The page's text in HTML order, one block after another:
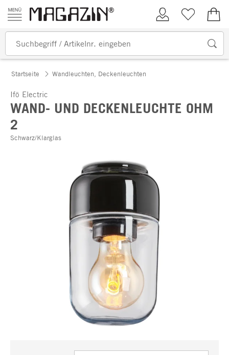
Zum Inhalt springen
Kundenkonto
Merkliste
Startseite Wandleuchten, Deckenleuchten
Ifö Electric
WAND- UND DECKENLEUCHTE OHM
2
Schwarz/Klarglas